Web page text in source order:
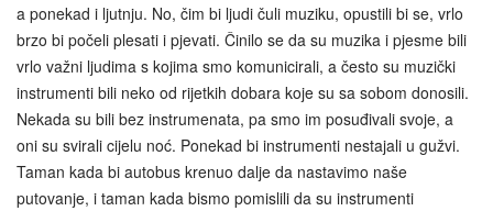
a ponekad i ljutnju. No, čim bi ljudi čuli muziku, opustili bi se, vrlo
brzo bi počeli plesati i pjevati. Činilo se da su muzika i pjesme bili
vrlo važni ljudima s kojima smo komunicirali, a često su muzički
instrumenti bili neko od rijetkih dobara koje su sa sobom donosili.
Nekada su bili bez instrumenata, pa smo im posuđivali svoje, a
oni su svirali cijelu noć. Ponekad bi instrumenti nestajali u gužvi.
Taman kada bi autobus krenuo dalje da nastavimo naše
putovanje, i taman kada bismo pomislili da su instrumenti